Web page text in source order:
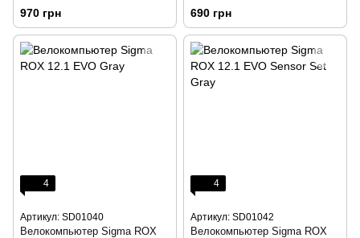
беспроводной, черный
970 грн
черный
690 грн
4
Артикул: SD01040
Велокомпьютер Sigma ROX
4
Артикул: SD01042
Велокомпьютер Sigma ROX